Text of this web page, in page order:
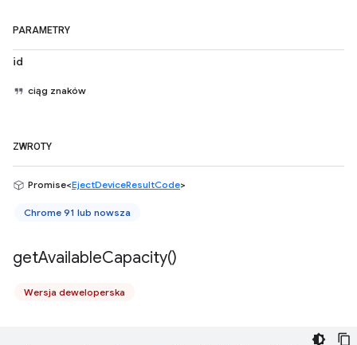
PARAMETRY
id
ciąg znaków
ZWROTY
Promise<EjectDeviceResultCode>
Chrome 91 lub nowsza
getAvailableCapacity()
Wersja deweloperska